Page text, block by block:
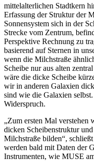
mittelalterlichen Stadtkern
Erfassung der Struktur der
Sonnensystem sich in der
Strecke vom Zentrum,
Perspektive Rechnung zu
basierend auf Sternen in
wenn die Milchstraße
Scheibe nur aus alten
wäre die dicke Scheibe
wir in anderen Galaxien
sind wie die Galaxien
Widerspruch.
„Zum ersten Mal verstehen
dicken Scheibenstruktur
Milchstraße bilden“,
werden bald mit Daten der
Instrumenten, wie MUSE